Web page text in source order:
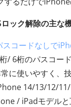
ロック解除の主な
スコードなしで
/ 6桁のパスコー
に使いやすく、
14/13/12/11/
/ iPadモデルと